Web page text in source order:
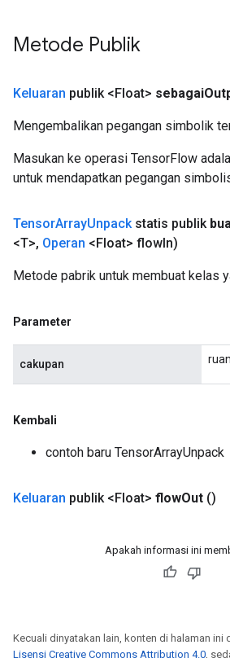
Metode Publik
Keluaran publik <Float> sebagai
Mengembalikan pegangan simbolik
Masukan ke operasi TensorFlow
untuk mendapatkan pegangan
TensorArrayUnpackstatis publik
<T>, Operan <Float> flowIn)
Metode pabrik untuk membuat kelas
Parameter
cakupan
Kembali
contoh baru TensorArrayUnpack
Keluaran publik <Float> flowOut ()
Apakah informasi ini
Kecuali dinyatakan lain, konten di halaman ini
Lisensi Creative Commons Attribution 4.0,